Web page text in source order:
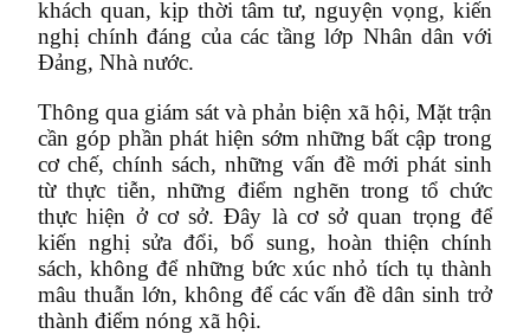
khách quan, kịp thời tâm tư, nguyện vọng, kiến
nghị chính đáng của các tầng lớp Nhân dân với
Đảng, Nhà nước.
Thông qua giám sát và phản biện xã hội, Mặt trận
cần góp phần phát hiện sớm những bất cập trong
cơ chế, chính sách, những vấn đề mới phát sinh
từ thực tiễn, những điểm nghẽn trong tổ chức
thực hiện ở cơ sở. Đây là cơ sở quan trọng để
kiến nghị sửa đổi, bổ sung, hoàn thiện chính
sách, không để những bức xúc nhỏ tích tụ thành
mâu thuẫn lớn, không để các vấn đề dân sinh trở
thành điểm nóng xã hội.